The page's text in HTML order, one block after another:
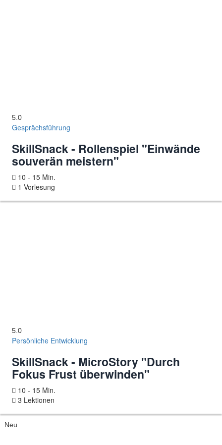
5.0
Gesprächsführung
SkillSnack - Rollenspiel "Einwände
souverän meistern"
10 - 15 Min.
1 Vorlesung
5.0
Persönliche Entwicklung
SkillSnack - MicroStory "Durch
Fokus Frust überwinden"
10 - 15 Min.
3 Lektionen
Neu